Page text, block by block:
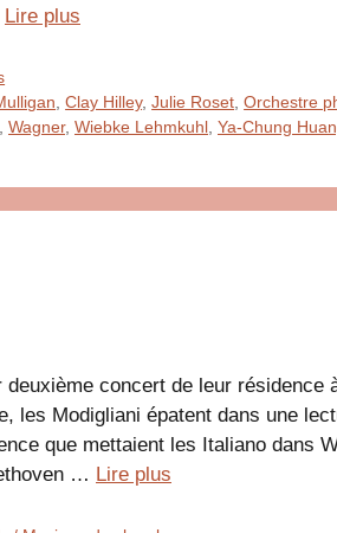
Lire plus
,Clay Hilley,Julie Roset ,Orchestre
Wagner, Wiebke Lehmkuhl Ya-Chung
deuxième concert de leur résidence
les Modigliani épatent dans une
que mettaient les Italiano dans
… Lire plus